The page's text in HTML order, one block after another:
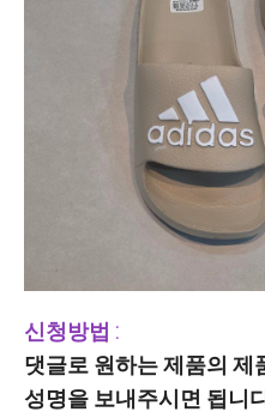
신청방법 :
댓글로 원하는 제품의 제
성명을 보내주시면 됩니